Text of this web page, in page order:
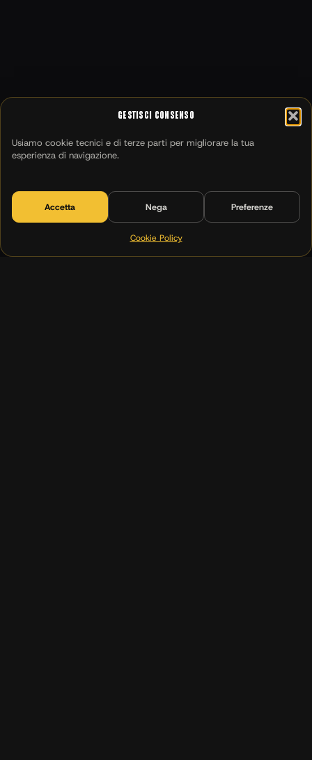
Gestisci Consenso
Usiamo cookie tecnici e di terze parti per migliorare la tua
esperienza di navigazione.
Accetta Nega Preferenze
Cookie Policy